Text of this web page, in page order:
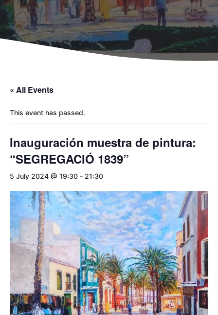
« All Events
This event has passed.
Inauguración muestra de pintura:
“SEGREGACIÓ 1839”
5 July 2024 @ 19:30 - 21:30